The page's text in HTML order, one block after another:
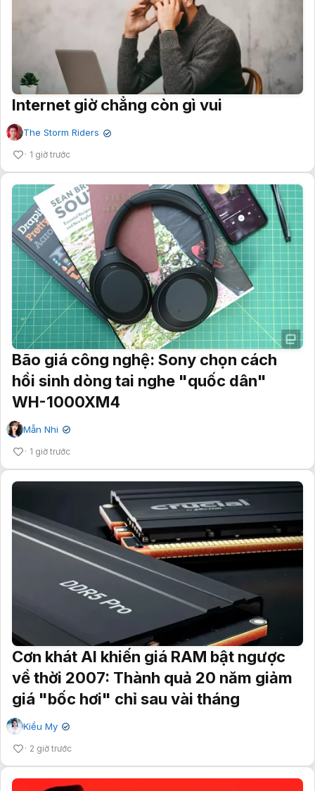
Internet giờ chẳng còn gì vui
The Storm Riders ✔
1 giờ trước
Bão giá công nghệ: Sony chọn cách
hồi sinh dòng tai nghe "quốc dân"
WH-1000XM4
Mẫn Nhi ✔
1 giờ trước
Cơn khát AI khiến giá RAM bật ngược
về thời 2007: Thành quả 20 năm giảm
giá "bốc hơi" chỉ sau vài tháng
Kiều My ✔
2 giờ trước